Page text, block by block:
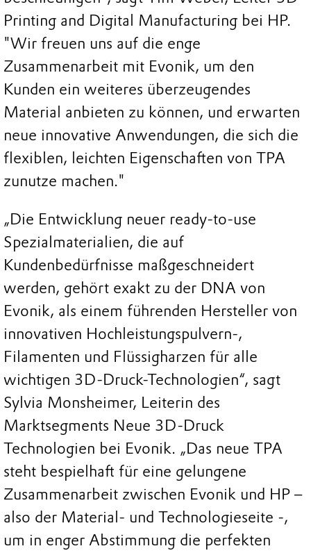
Printing and Digital Manufacturing bei HP.
"Wir freuen uns auf die enge
Zusammenarbeit mit Evonik, um den
Kunden ein weiteres überzeugendes
Material anbieten zu können, und erwarten
neue innovative Anwendungen, die sich die
flexiblen, leichten Eigenschaften von TPA
zunutze machen."
„Die Entwicklung neuer ready-to-use
Spezialmaterialien, die auf
Kundenbedürfnisse maßgeschneidert
werden, gehört exakt zu der DNA von
Evonik, als einem führenden Hersteller von
innovativen Hochleistungspulvern-,
Filamenten und Flüssigharzen für alle
wichtigen 3D-Druck-Technologien“, sagt
Sylvia Monsheimer, Leiterin des
Marktsegments Neue 3D-Druck
Technologien bei Evonik. „Das neue TPA
steht bespielhaft für eine gelungene
Zusammenarbeit zwischen Evonik und HP –
also der Material- und Technologieseite -,
um in enger Abstimmung die perfekten